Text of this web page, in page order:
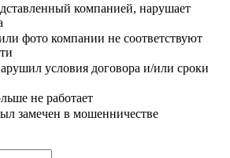
компанией, нарушает
фото компании не соответствуют
условия договора и/или сроки
не работает
замечен в мошенничестве